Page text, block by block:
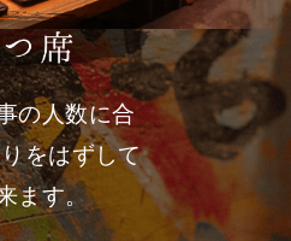
の人数に合
をはずして
ます。